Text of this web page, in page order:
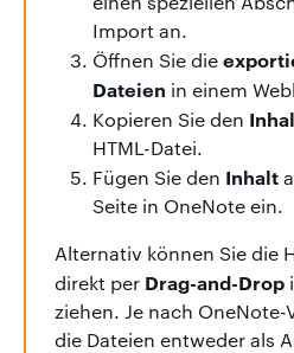
Import an.
Öffnen Sie die
Dateien in einem
Kopieren Sie den
HTML-Datei.
Fügen Sie den Inhalt
Seite in OneNote ein.
Alternativ können Sie die
direkt per Drag-and-Drop
ziehen. Je nach OneNote-
die Dateien entweder als